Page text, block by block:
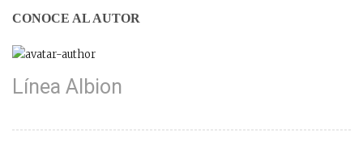
CONOCE AL AUTOR
Línea Albion